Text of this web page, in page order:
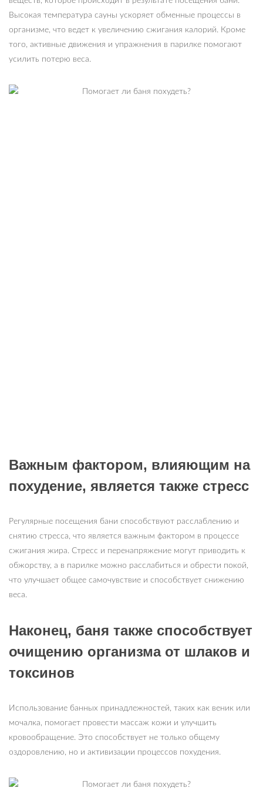
Высокая температура сауны ускоряет обменные процессы в
организме, что ведет к увеличению сжигания калорий. Кроме
того, активные движения и упражнения в парилке помогают
усилить потерю веса.
Важным фактором, влияющим на
похудение, является также стресс
Регулярные посещения бани способствуют расслаблению и
снятию стресса, что является важным фактором в процессе
сжигания жира. Стресс и перенапряжение могут приводить к
обжорству, а в парилке можно расслабиться и обрести покой,
что улучшает общее самочувствие и способствует снижению
веса.
Наконец, баня также способствует
очищению организма от шлаков и
токсинов
Использование банных принадлежностей, таких как веник или
мочалка, помогает провести массаж кожи и улучшить
кровообращение. Это способствует не только общему
оздоровлению, но и активизации процессов похудения.